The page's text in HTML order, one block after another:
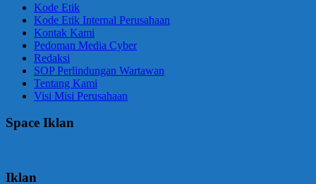
Kode Etik
Kode Etik Internal Perusahaan
Kontak Kami
Pedoman Media Cyber
Redaksi
SOP Perlindungan Wartawan
Tentang Kami
Visi Misi Perusahaan
Space Iklan
Iklan